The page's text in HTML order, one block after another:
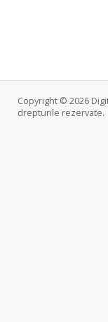
Copyright © 2026
drepturile rezervate.